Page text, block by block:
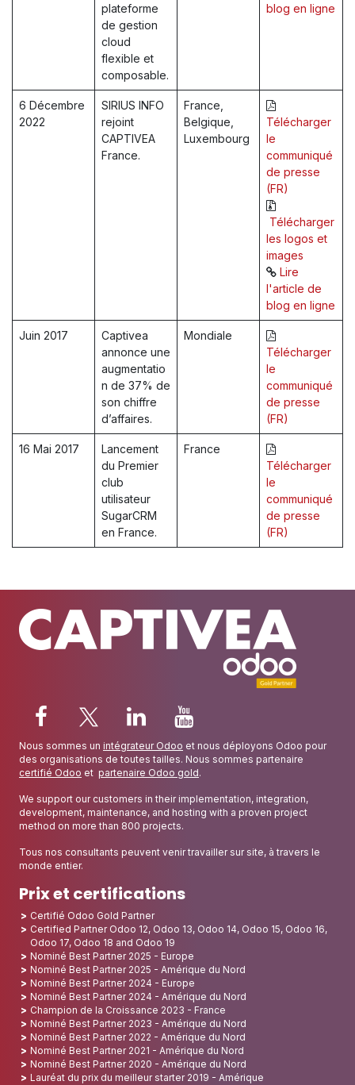
plateforme
de gestion
cloud
flexible et
composable.
blog en ligne
6 Décembre
2022
SIRIUS INFO
rejoint
CAPTIVEA
France.
France,
Belgique,
Luxembourg
Télécharger
le
communiqué
de presse
(FR)
Télécharger
les logos et
images
Lire
l'article de
blog en ligne
Juin 2017
Captivea
annonce une
augmentatio
n de 37% de
son chiffre
d’affaires.
Mondiale​
Télécharger
le
communiqué
de presse
(FR)
16 Mai 2017
Lancement
du Premier
club
utilisateur
SugarCRM
en France.
France
Télécharger
le
communiqué
de presse
(FR)
Nous sommes un intégrateur Odoo et nous déployons Odoo pour
des organisations de toutes tailles. Nous sommes partenaire
certifié Odoo et partenaire Odoo gold.
We support our customers in their implementation, integration,
development, maintenance, and hosting with a proven project
method on more than 800 projects.
Tous nos consultants peuvent venir travailler sur site, à travers le
monde entier.
Prix et certifications
Certifié Odoo Gold Partner
Certified Partner Odoo 12, Odoo 13, Odoo 14, Odoo 15, Odoo 16,
Odoo 17, Odoo 18 and Odoo 19
Nominé Best Partner 2025 - Europe
Nominé Best Partner 2025 - Amérique du Nord
Nominé Best Partner 2024 - Europe
Nominé Best Partner 2024 - Amérique du Nord
Champion de la Croissance 2023 - France
Nominé Best Partner 2023 - Amérique du Nord
Nominé Best Partner 2022 - Amérique du Nord
Nominé Best Partner 2021 - Amérique du Nord
Nominé Best Partner 2020 - Amérique du Nord
Lauréat du prix du meilleur starter 2019 - Amérique